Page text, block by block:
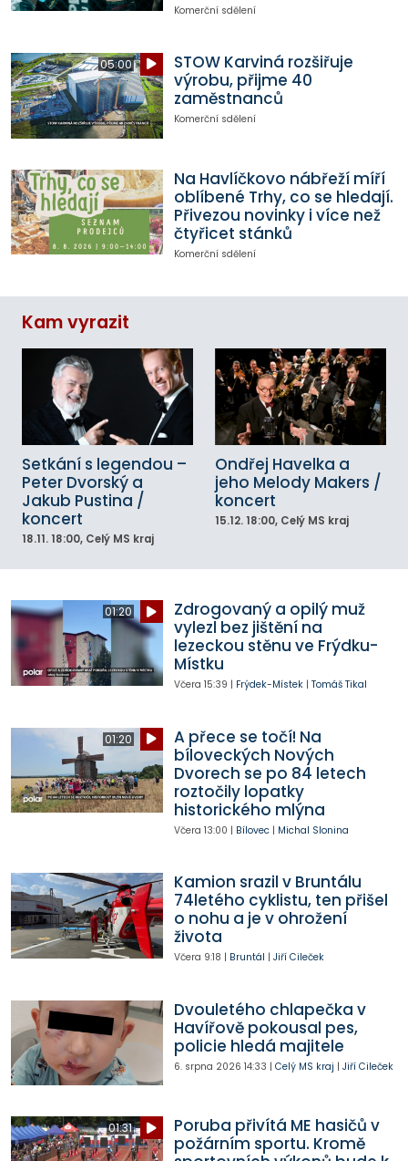
Komerční sdělení
05:00
STOW Karviná rozšiřuje
výrobu, přijme 40
zaměstnanců
Komerční sdělení
Na Havlíčkovo nábřeží míří
oblíbené Trhy, co se hledají.
Přivezou novinky i více než
čtyřicet stánků
Komerční sdělení
Kam vyrazit
Setkání s legendou –
Peter Dvorský a
Jakub Pustina /
koncert
18.11. 18:00, Celý MS kraj
Ondřej Havelka a
jeho Melody Makers /
koncert
15.12. 18:00, Celý MS kraj
01:20
Zdrogovaný a opilý muž
vylezl bez jištění na
lezeckou stěnu ve Frýdku-
Místku
Včera 15:39 | Frýdek-Místek| Tomáš Tikal
01:20
A přece se točí! Na
bíloveckých Nových
Dvorech se po 84 letech
roztočily lopatky
historického mlýna
Včera 13:00 | Bílovec| Michal Slonina
Kamion srazil v Bruntálu
74letého cyklistu, ten přišel
o nohu a je v ohrožení
života
Včera 9:18 | Bruntál | Jiří Cileček
Dvouletého chlapečka v
Havířově pokousal pes,
policie hledá majitele
6. srpna 2026 14:33 | Celý MS kraj | Jiří Cileček
01:31
Poruba přivítá ME hasičů v
požárním sportu. Kromě